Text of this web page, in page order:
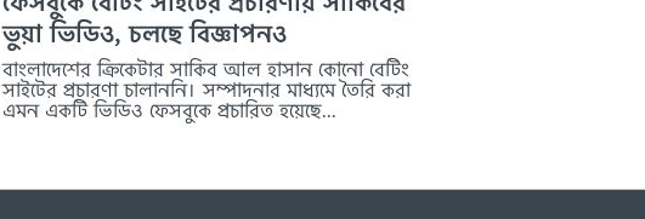
ভুয়া ভিডিও, চলছে বিজ্ঞাপনও
বাংলাদেশের ক্রিকেটার সাকিব আল হাসান কোনো বেটিং
সাইটের প্রচারণা চালাননি। সম্পাদনার মাধ্যমে তৈরি করা
এমন একটি ভিডিও ফেসবুকে প্রচারিত হয়েছে...